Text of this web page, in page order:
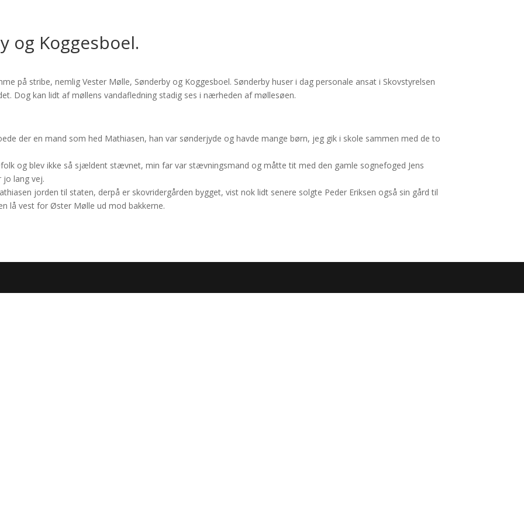
og Koggesboel.
på stribe, nemlig Vester Mølle, Sønderby og Koggesboel. Sønderby huser i dag personale ansat i Skovstyrelsen
Dog kan lidt af møllens vandafledning stadig ses i nærheden af møllesøen.
der en mand som hed Mathiasen, han var sønderjyde og havde mange børn, jeg gik i skole sammen med de to
og blev ikke så sjældent stævnet, min far var stævningsmand og måtte tit med den gamle sognefoged Jens
jo lang vej.
jorden til staten, derpå er skovridergården bygget, vist nok lidt senere solgte Peder Eriksen også sin gård til
lå vest for Øster Mølle ud mod bakkerne.